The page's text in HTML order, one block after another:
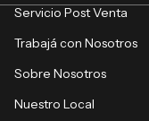
Servicio Post Venta
Trabajá con Nosotros
Sobre Nosotros
Nuestro Local